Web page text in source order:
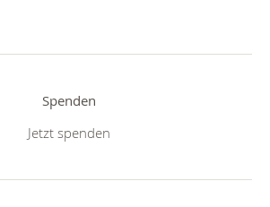
Spenden
Jetzt spenden